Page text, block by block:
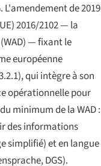
de 2019
2016/2102 — la
— fixant le
européenne
qui intègre à son
opérationnelle pour
minimum de la WAD :
des informations
simplifié) et en langue
, DGS).